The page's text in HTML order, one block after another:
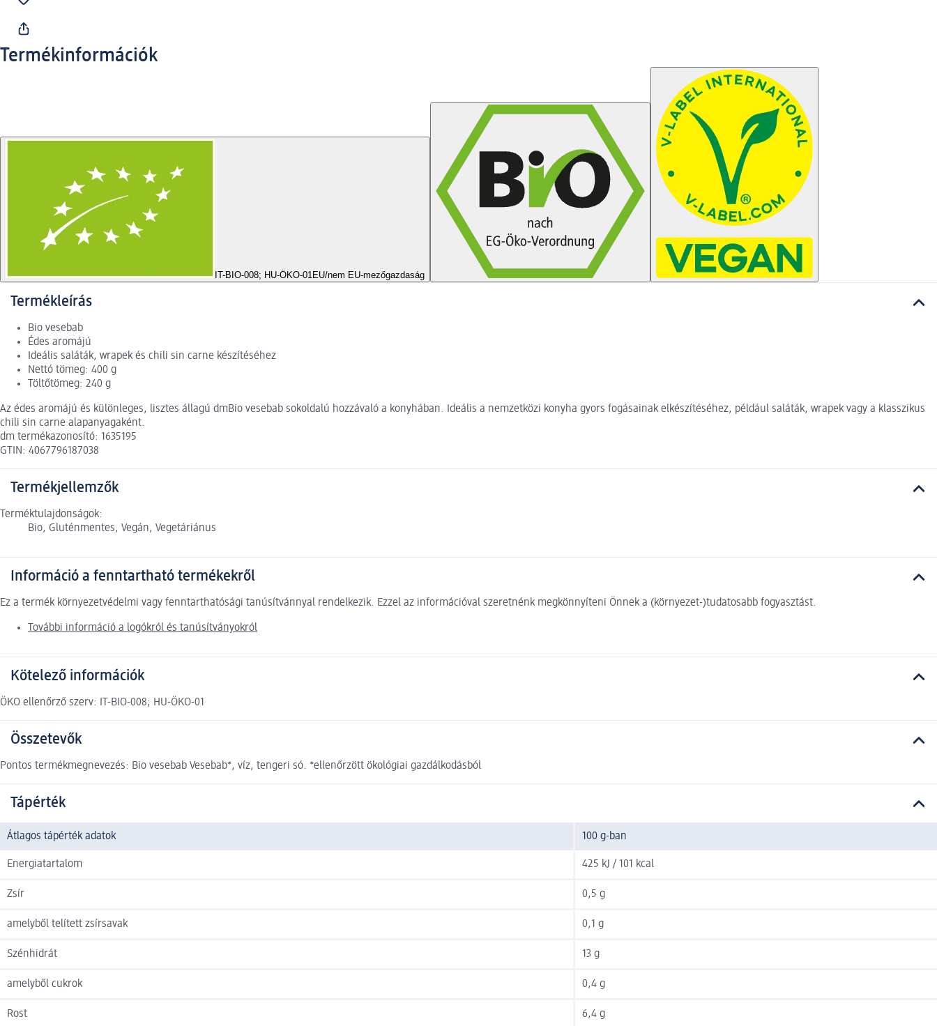
Termékinformációk
IT-BIO-008; HU-ÖKO-01EU/nem EU-mezőgazdaság
Termékleírás
Bio vesebab
Édes aromájú
Ideális saláták, wrapek és chili sin carne készítéséhez
Nettó tömeg: 400 g
Töltőtömeg: 240 g
Az édes aromájú és különleges, lisztes állagú dmBio vesebab sokoldalú hozzávaló a konyhában. Ideális a nemzetközi konyha gyors fogásainak elkészítéséhez, például saláták, wrapek vagy a klasszikus
chili sin carne alapanyagaként.
dm termékazonosító: 1635195
GTIN: 4067796187038
Termékjellemzők
Terméktulajdonságok:
Bio, Gluténmentes, Vegán, Vegetáriánus
Információ a fenntartható termékekről
Ez a termék környezetvédelmi vagy fenntarthatósági tanúsítvánnyal rendelkezik. Ezzel az információval szeretnénk megkönnyíteni Önnek a (környezet-)tudatosabb fogyasztást.
További információ a logókról és tanúsítványokról
Kötelező információk
ÖKO ellenőrző szerv: IT-BIO-008; HU-ÖKO-01
Összetevők
Pontos termékmegnevezés: Bio vesebab Vesebab*, víz, tengeri só. *ellenőrzött ökológiai gazdálkodásból
Tápérték
Átlagos tápérték adatok 100 g-ban
Energiatartalom 425 kJ / 101 kcal
Zsír 0,5 g
amelyből telített zsírsavak 0,1 g
Szénhidrát 13 g
amelyből cukrok 0,4 g
Rost 6,4 g